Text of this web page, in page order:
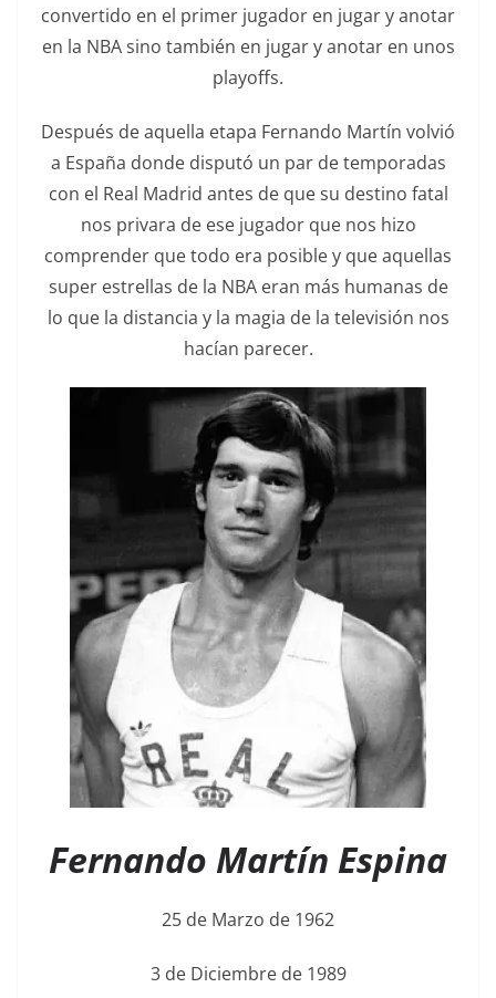
convertido en el primer jugador en jugar y anotar
en la NBA sino también en jugar y anotar en unos
playoffs.
Después de aquella etapa Fernando Martín volvió
a España donde disputó un par de temporadas
con el Real Madrid antes de que su destino fatal
nos privara de ese jugador que nos hizo
comprender que todo era posible y que aquellas
super estrellas de la NBA eran más humanas de
lo que la distancia y la magia de la televisión nos
hacían parecer.
Fernando Martín Espina
25 de Marzo de 1962
3 de Diciembre de 1989